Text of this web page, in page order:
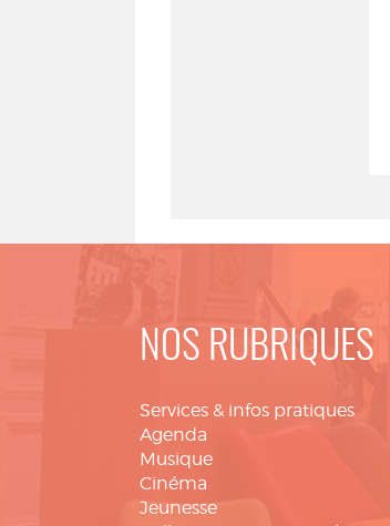
NOS RUBRIQUES
Services & infos pratiques
Agenda
Musique
Cinéma
Jeunesse